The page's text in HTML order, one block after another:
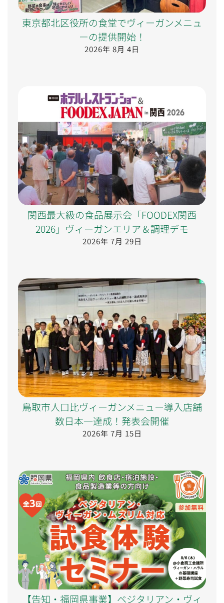
東京都北区役所の食堂でヴィーガンメニュ
ーの提供開始！
2026年 8月 4日
関西最大級の食品展示会「FOODEX関西
2026」ヴィーガンエリア＆調理デモ
2026年 7月 29日
鳥取市人口比ヴィーガンメニュー導入店舗
数日本一達成！発表会開催
2026年 7月 15日
【告知・福岡県事業】ベジタリアン・ヴィ